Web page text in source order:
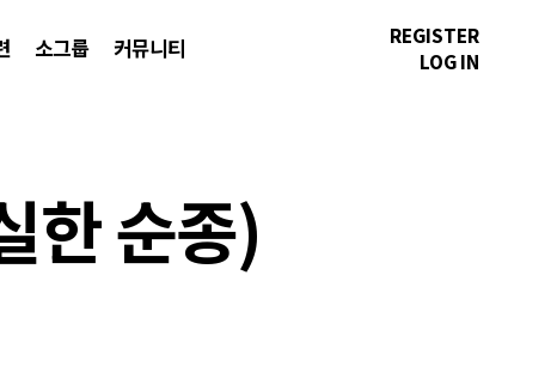
소그룹 커뮤니티
REGISTER
LOG IN
한 순종)